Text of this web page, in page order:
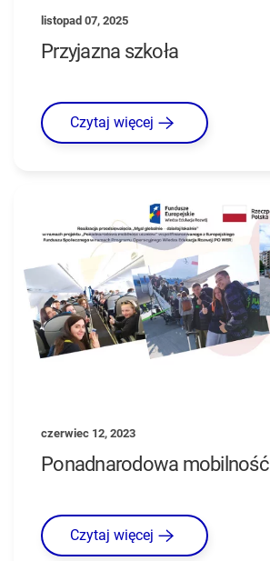
listopad 07, 2025
Przyjazna szkoła
Czytaj więcej
czerwiec 12, 2023
Ponadnarodowa mobilność
Czytaj więcej